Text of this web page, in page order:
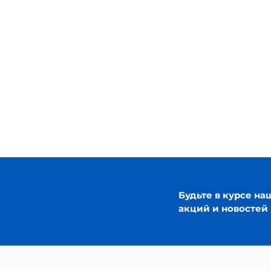
Будьте в курсе
акций и новостей